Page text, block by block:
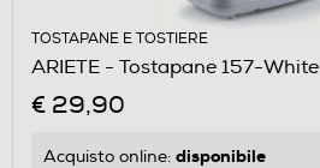
TOSTAPANE E TOSTIERE
ARIETE - Tostapane 157-White
€ 29,90
Acquisto online: disponibile